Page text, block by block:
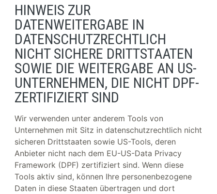
HINWEIS ZUR
DATENWEITERGABE IN
DATENSCHUTZRECHTLICH
NICHT SICHERE DRITTSTAATEN
SOWIE DIE WEITERGABE AN US-
UNTERNEHMEN, DIE NICHT DPF-
ZERTIFIZIERT SIND
Wir verwenden unter anderem Tools von
Unternehmen mit Sitz in datenschutzrechtlich nicht
sicheren Drittstaaten sowie US-Tools, deren
Anbieter nicht nach dem EU-US-Data Privacy
Framework (DPF) zertifiziert sind. Wenn diese
Tools aktiv sind, können Ihre personenbezogene
Daten in diese Staaten übertragen und dort